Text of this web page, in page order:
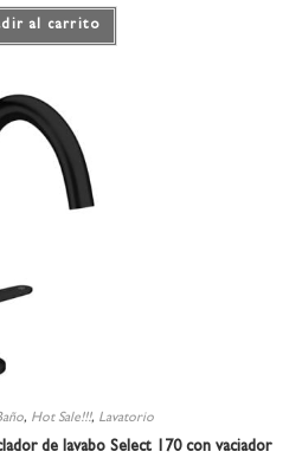
al carrito
, Hot Sale!!!, Lavatorio
de lavabo Select 170 con vaciador